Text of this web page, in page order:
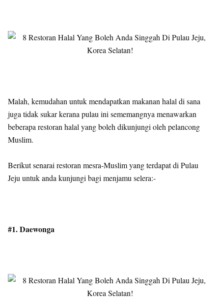
Malah, kemudahan untuk mendapatkan makanan halal di sana
juga tidak sukar kerana pulau ini sememangnya menawarkan
beberapa restoran halal yang boleh dikunjungi oleh pelancong
Muslim.
Berikut senarai restoran mesra-Muslim yang terdapat di Pulau
Jeju untuk anda kunjungi bagi menjamu selera:-
#1. Daewonga